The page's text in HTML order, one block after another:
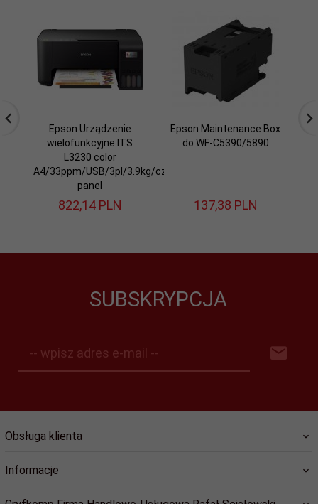
Epson Urządzenie
wielofunkcyjne ITS
L3230 color
A4/33ppm/USB/3pl/3.9kg/czarny
panel
822,14 PLN
Epson Maintenance Box
do WF-C5390/5890
137,38 PLN
SUBSKRYPCJA
-- wpisz adres e-mail --
Obsługa klienta
Informacje